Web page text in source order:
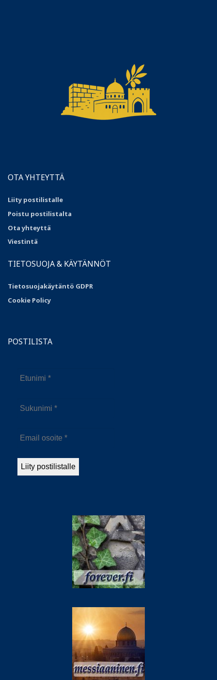
OTA YHTEYTTÄ
Liity postilistalle
Poistu postilistalta
Ota yhteyttä
Viestintä
TIETOSUOJA & KÄYTÄNNÖT
Tietosuojakäytäntö GDPR
Cookie Policy
POSTILISTA